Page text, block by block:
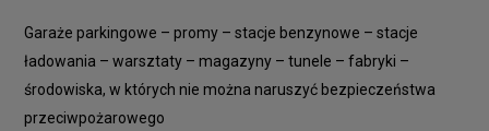
Garaże parkingowe – promy – stacje benzynowe – stacje
ładowania – warsztaty – magazyny – tunele – fabryki –
środowiska, w których nie można naruszyć bezpieczeństwa
przeciwpożarowego